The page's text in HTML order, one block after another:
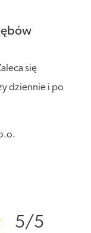
się
dziennie i po
5/5